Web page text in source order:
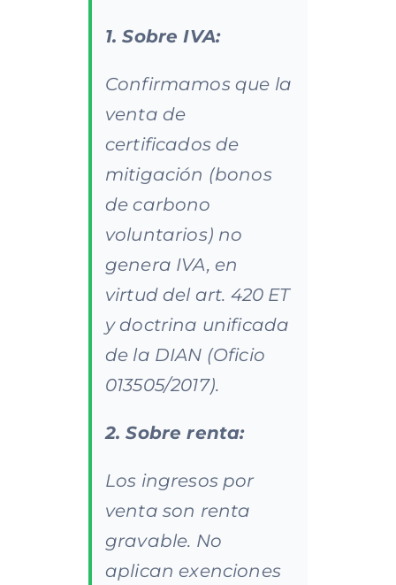
1. Sobre IVA:
Confirmamos que la
venta de
certificados de
mitigación (bonos
de carbono
voluntarios) no
genera IVA, en
virtud del art. 420 ET
y doctrina unificada
de la DIAN (Oficio
013505/2017).
2. Sobre renta:
Los ingresos por
venta son renta
gravable. No
aplican exenciones